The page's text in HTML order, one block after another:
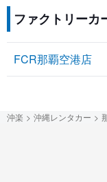
ファクトリーカ
FCR那覇空港店
沖楽 沖縄レンタカー